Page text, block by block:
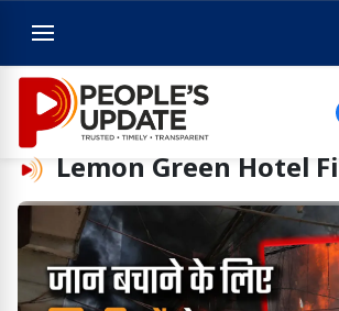
Lemon Green Hotel